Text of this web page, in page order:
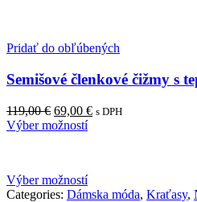
Pridať do obľúbených
Semišové členkové čižmy s
119,00€ 69,00 € s DPH
Výber možností
Výber možností
Categories: Dámska móda, Kraťasy,